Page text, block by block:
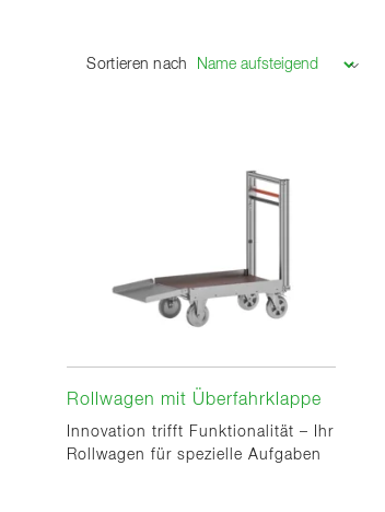
Sortieren nach
Rollwagen mit Überfahrklappe
Innovation trifft Funktionalität – Ihr
Rollwagen für spezielle Aufgaben